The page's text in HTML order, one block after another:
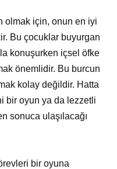
olmak için, onun en iyi
Bu çocuklar buyurgan
konuşurken içsel öfke
önemlidir. Bu burcun
kolay değildir. Hatta
bir oyun ya da lezzetli
sonuca ulaşılacağı
bir oyuna